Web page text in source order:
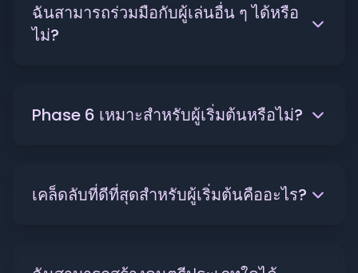
ฉันสามารถร่วมมือกับผู้เล่นอื่น ๆ ได้หรือ
ไม่?
Phase 6 เหมาะสำหรับผู้เริ่มต้นหรือไม่?
เคล็ดลับที่ดีที่สุดสำหรับผู้เริ่มต้นคืออะไร?